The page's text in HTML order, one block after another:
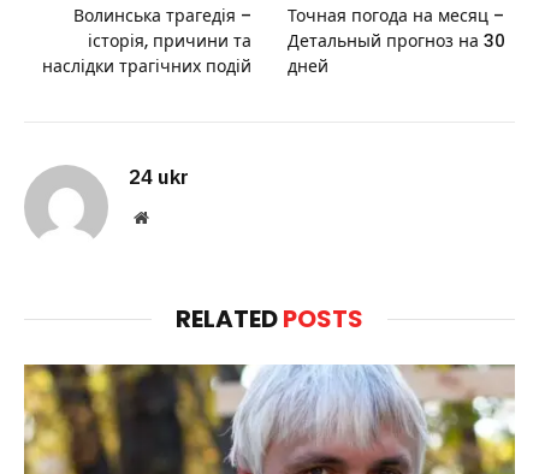
Волинська трагедія –
історія, причини та
наслідки трагічних подій
Точная погода на месяц –
Детальный прогноз на 30
дней
24 ukr
Website
RELATEDPOSTS